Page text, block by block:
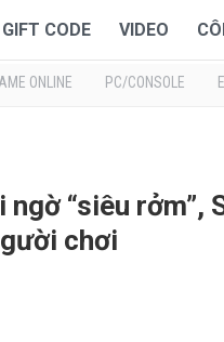
GIFT CODE VIDEO
ONLINE PC/CONSOLE
ngờ “siêu rởm”,
chơi